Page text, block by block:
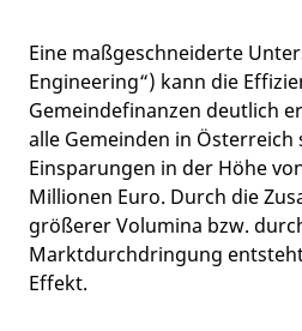
Eine maßgeschneiderte
Engineering“) kann die
Gemeindefinanzen deutlich
alle Gemeinden in
Einsparungen in der Höhe
Millionen Euro. Durch die
größerer Volumina bzw.
Marktdurchdringung entsteht
Effekt.